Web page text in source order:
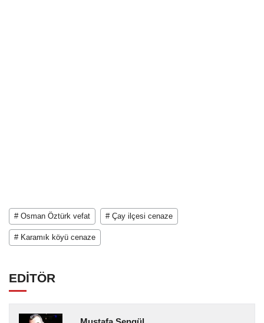
# Osman Öztürk vefat # Çay ilçesi cenaze
# Karamık köyü cenaze
EDİTÖR